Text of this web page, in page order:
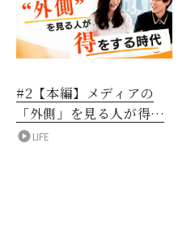
#2【本編】メディアの
「外側」を見る人が得を
する時代
LIFE